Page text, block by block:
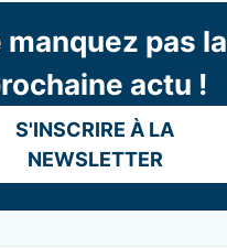
manquez pas la
actu !
S'INSCRIRE À LA
NEWSLETTER